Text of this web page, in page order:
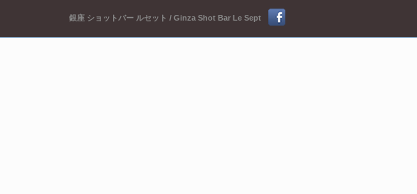
銀座 ショットバー ルセット / Ginza Shot Bar Le Sept